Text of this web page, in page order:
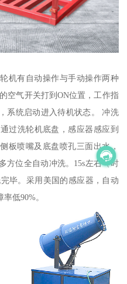
机有自动操作与手动操作两种
空气开关打到ON位置，工作指
系统启动进入待机状态。 冲洗
过洗轮机底盘，感应器感应到
板喷嘴及底盘喷孔三面出水，
方位全自动冲洗。15s左右（时
毕。采用美国的感应器，自动
低90%。